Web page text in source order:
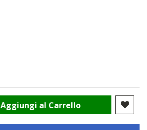
Aggiungi al Carrello